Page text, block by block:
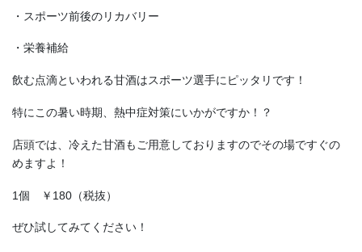
・スポーツ前後のリカバリー
・栄養補給
飲む点滴といわれる甘酒はスポーツ選手にピッタリです！
特にこの暑い時期、熱中症対策にいかがですか！？
店頭では、冷えた甘酒もご用意しておりますのでその場ですぐの
めますよ！
1個 ￥180（税抜）
ぜひ試してみてください！